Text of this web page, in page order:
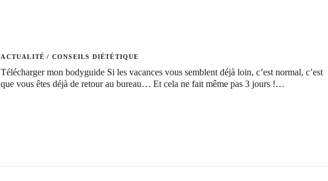
ACTUALITÉ / CONSEILS DIÉTÉTIQUE
Télécharger mon bodyguide Si les vacances vous semblent déjà loin, c’est normal, c’est
que vous êtes déjà de retour au bureau… Et cela ne fait même pas 3 jours !…